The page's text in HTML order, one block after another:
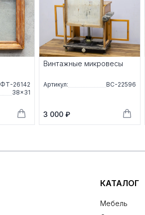
ФТ-26142
38×31
Винтажные микровесы
Артикул: ВС-22596
3 000 ₽
КАТАЛОГ
Мебель